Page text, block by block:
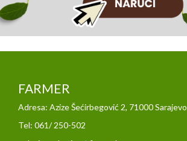
FARMER
Adresa: Azize Šećirbegović 2, 71000 Sarajevo
Tel: 061/ 250-502